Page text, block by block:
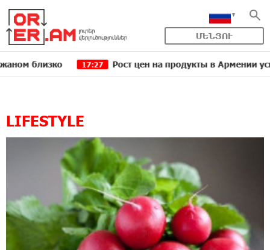
ՄԵՆՅՈՒ
цен на продукты в Армении ускорился до 8,6%: ЕАБР
LIFESTYLE